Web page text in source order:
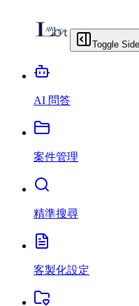
Toggle
AI 問答
案件管理
精準搜尋
客製化設定